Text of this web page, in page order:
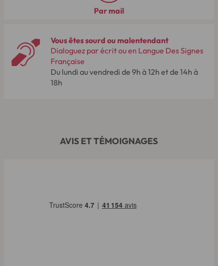
Par mail
Vous êtes sourd ou malentendant
Dialoguez par écrit ou en Langue Des Signes
Française
Du lundi au vendredi de 9h à 12h et de 14h à
18h
AVIS ET TÉMOIGNAGES